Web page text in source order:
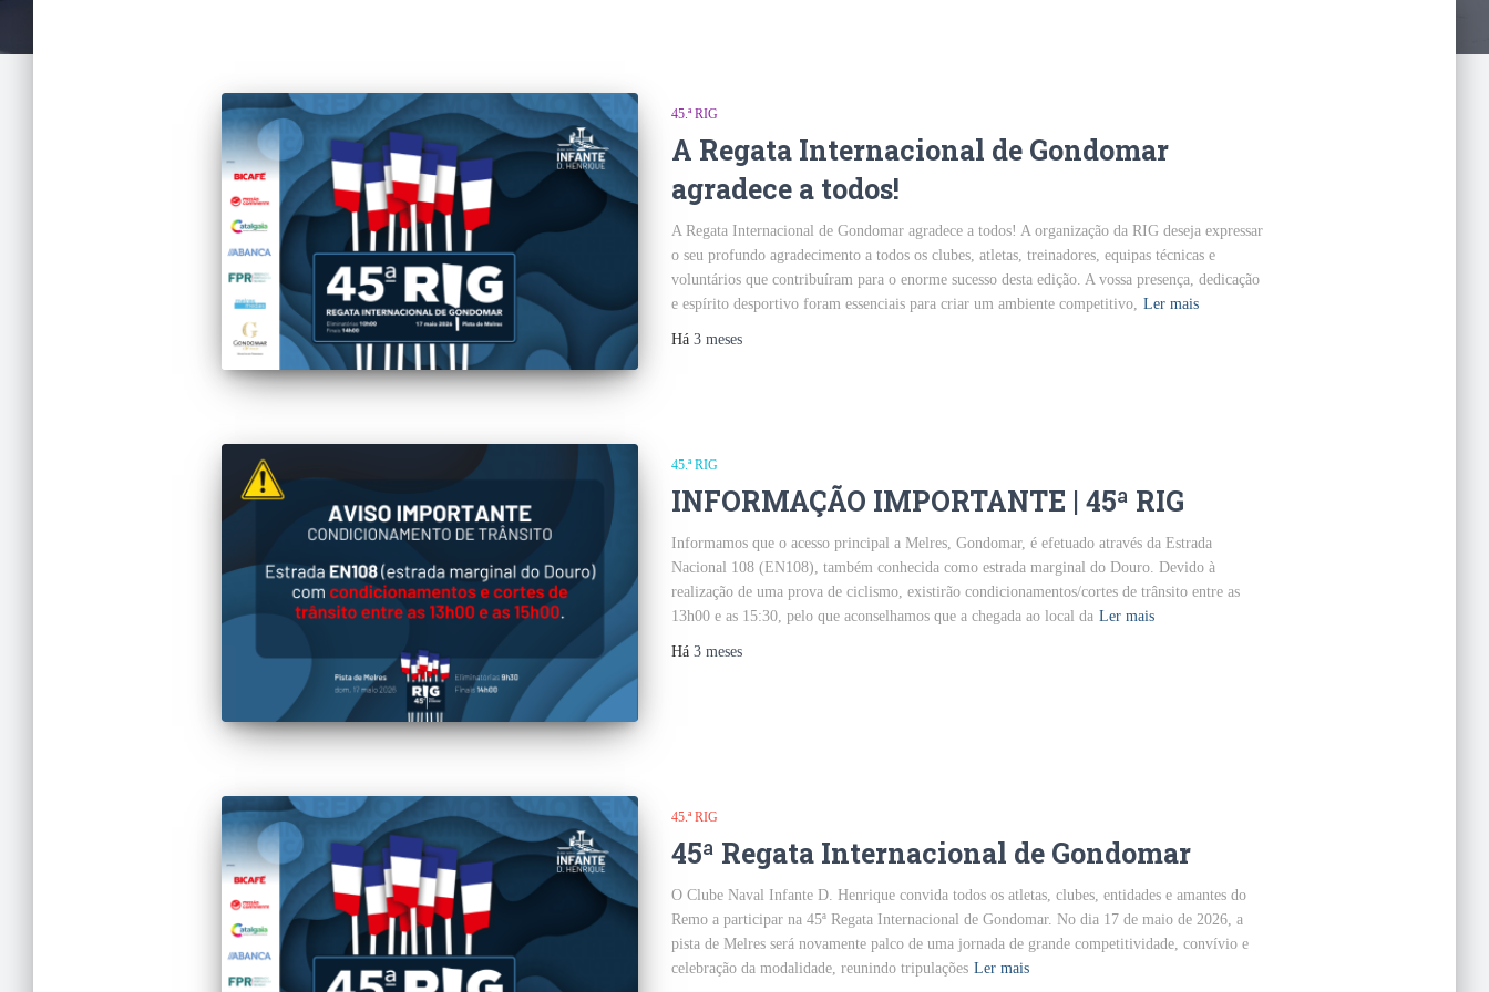
45.ª RIG
A Regata Internacional de Gondomar
agradece a todos!
A Regata Internacional de Gondomar agradece a todos! A organização da RIG deseja expressar
o seu profundo agradecimento a todos os clubes, atletas, treinadores, equipas técnicas e
voluntários que contribuíram para o enorme sucesso desta edição. A vossa presença, dedicação
e espírito desportivo foram essenciais para criar um ambiente competitivo, Ler mais
Há 3 meses
45.ª RIG
INFORMAÇÃO IMPORTANTE | 45ª RIG
Informamos que o acesso principal a Melres, Gondomar, é efetuado através da Estrada
Nacional 108 (EN108), também conhecida como estrada marginal do Douro. Devido à
realização de uma prova de ciclismo, existirão condicionamentos/cortes de trânsito entre as
13h00 e as 15:30, pelo que aconselhamos que a chegada ao local da Ler mais
Há 3 meses
45.ª RIG
45ª Regata Internacional de Gondomar
O Clube Naval Infante D. Henrique convida todos os atletas, clubes, entidades e amantes do
Remo a participar na 45ª Regata Internacional de Gondomar. No dia 17 de maio de 2026, a
pista de Melres será novamente palco de uma jornada de grande competitividade, convívio e
celebração da modalidade, reunindo tripulações Ler mais